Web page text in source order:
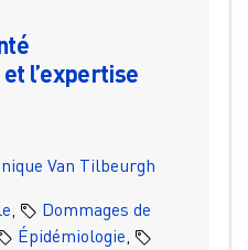
l’expertise
Van Tilbeurgh
,
Dommages de
Épidémiologie,